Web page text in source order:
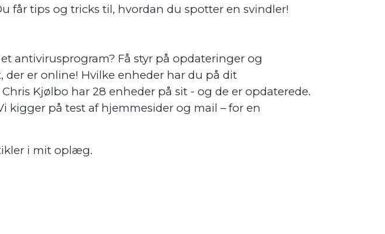
får tips og tricks til, hvordan du spotter en svindler!
antivirusprogram? Få styr på opdateringer og
er online! Hvilke enheder har du på dit
Kjølbo har 28 enheder på sit - og de er opdaterede.
kigger på test af hjemmesider og mail – for en
i mit oplæg.